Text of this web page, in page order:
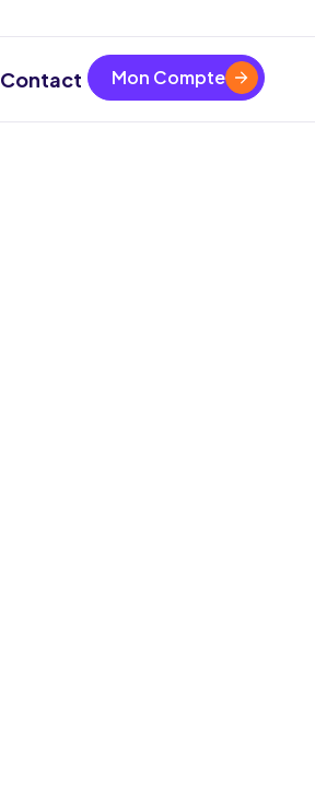
Contact Mon Compte